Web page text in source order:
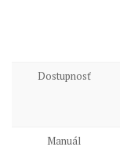
Dostupnosť
Manuál